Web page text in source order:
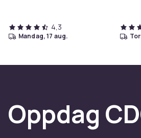
4,3
mandag, 17 aug.
Oppdag